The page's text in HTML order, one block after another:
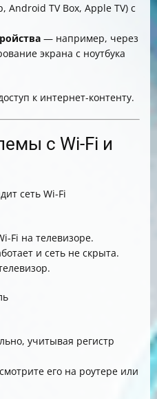
Android TV Box, Apple TV) с
— например, через
экрана с ноутбука
к интернет-контенту.
с Wi-Fi и
сеть Wi-Fi
Fi на телевизоре.
и сеть не скрыта.
учитывая регистр
его на роутере или